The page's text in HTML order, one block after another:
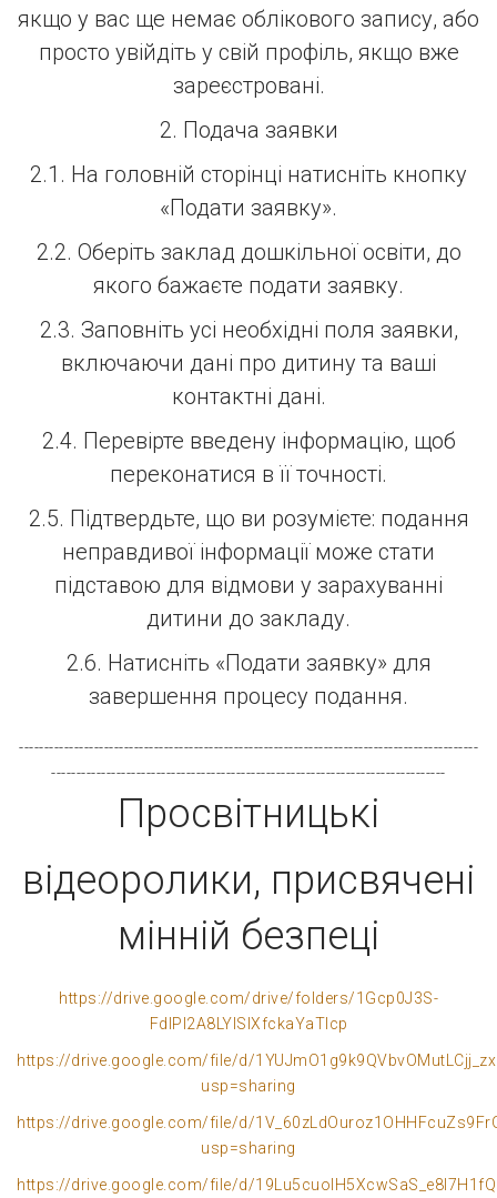
якщо у вас ще немає облікового запису, або
просто увійдіть у свій профіль, якщо вже
зареєстровані.
2. Подача заявки
2.1. На головній сторінці натисніть кнопку
«Подати заявку».
2.2. Оберіть заклад дошкільної освіти, до
якого бажаєте подати заявку.
2.3. Заповніть усі необхідні поля заявки,
включаючи дані про дитину та ваші
контактні дані.
2.4. Перевірте введену інформацію, щоб
переконатися в її точності.
2.5. Підтвердьте, що ви розумієте: подання
неправдивої інформації може стати
підставою для відмови у зарахуванні
дитини до закладу.
2.6. Натисніть «Подати заявку» для
завершення процесу подання.
--------------------------------------------------------------------------------------------
-------------------------------------------------------------------------------
Просвітницькі
відеоролики, присвячені
мінній безпеці
https://drive.google.com/drive/folders/1Gcp0J3S-
FdIPI2A8LYlSIXfckaYaTIcp
https://drive.google.com/file/d/
usp=sharing
https://drive.google.com/file/d/
usp=sharing
https://drive.google.com/file/d/